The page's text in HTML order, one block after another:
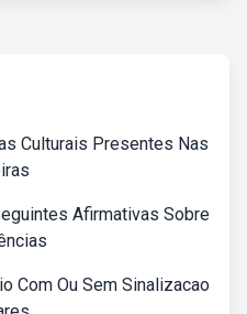
Culturais Presentes Nas
Afirmativas Sobre
Com Ou Sem Sinalizacao